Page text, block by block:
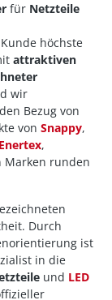
für Netzteile
höchste
attraktiven
wir
Bezug von
von Snappy,
Enertex,
Marken runden
Durch
ist
in die
und LED